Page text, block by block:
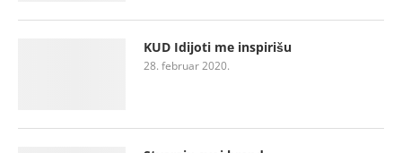
KUD Idijoti me inspirišu
28. februar 2020.